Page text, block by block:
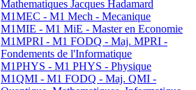
Mathematiques Jacques Hadamard
M1MEC - M1 Mech - Mecanique
M1MIE - M1 MiE - Master en Economie
M1MPRI - M1 FODQ - Maj. MPRI -
Fondements de l'Informatique
M1PHYS - M1 PHYS - Physique
M1QMI - M1 FODQ - Maj. QMI -